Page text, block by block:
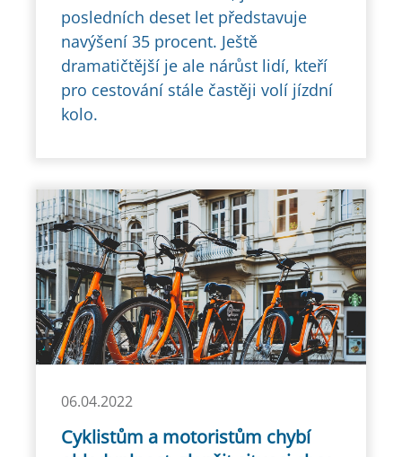
posledních deset let představuje
navýšení 35 procent. Ještě
dramatičtější je ale nárůst lidí, kteří
pro cestování stále častěji volí jízdní
kolo.
06.04.2022
Cyklistům a motoristům chybí